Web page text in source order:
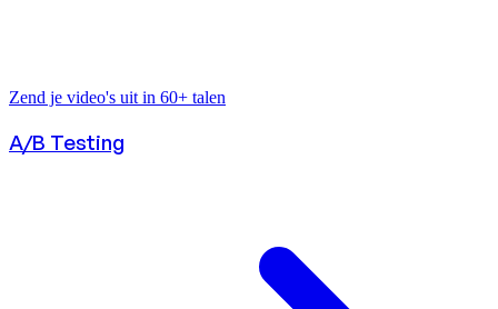
Zend je video's uit in 60+ talen
A/B Testing